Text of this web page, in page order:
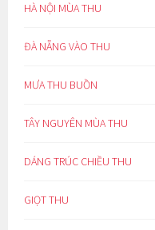
HÀ NỘI MÙA THU
ĐÀ NẴNG VÀO THU
MƯA THU BUỒN
TÂY NGUYÊN MÙA THU
DÁNG TRÚC CHIỀU THU
GIỌT THU